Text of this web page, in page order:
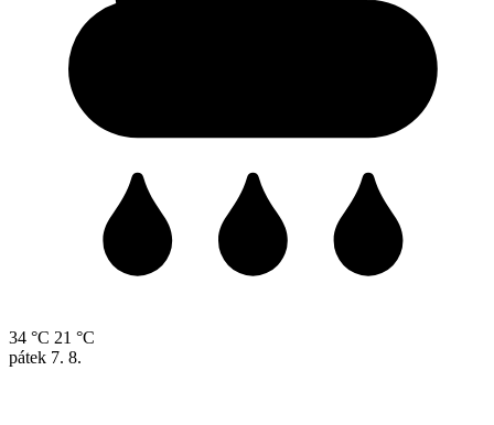
34 °C 21 °C
pátek 7. 8.